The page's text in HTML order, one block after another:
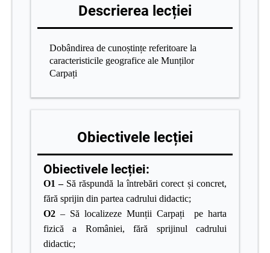
Descrierea lecției
Dobândirea de cunoștințe referitoare la
caracteristicile geografice ale Munților
Carpați
Obiectivele lecției
Obiectivele lecției:
O1 – Sărăspundă la întrebări corect și concret,
fără sprijin din partea cadrului didactic;
O2 – Să localizeze Munții Carpați pe harta
fizică a României, fără sprijinul cadrului
didactic;